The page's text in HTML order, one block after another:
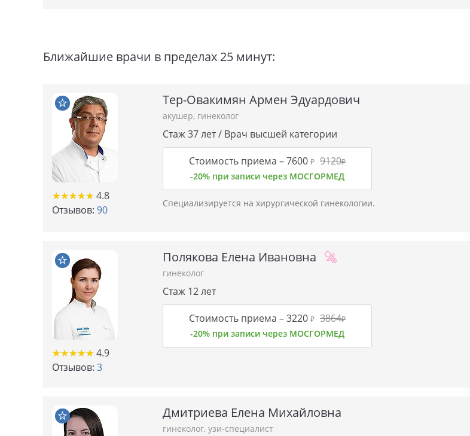
Ближайшие врачи в пределах 25 минут:
★★★★★
★★★★★ 4.8
Отзывов: 90
Тер-Овакимян Армен Эдуардович
акушер, гинеколог
Стаж 37 лет / Врач высшей категории
Стоимость приема –7600 ₽ 9120₽
-20% при записи через МОСГОРМЕД
Специализируется на хирургической гинекологии.
★★★★★
★★★★★ 4.9
Отзывов: 3
Полякова Елена Ивановна
гинеколог
Стаж 12 лет
Стоимость приема –3220 ₽ 3864₽
-20% при записи через МОСГОРМЕД
Дмитриева Елена Михайловна
гинеколог, узи-специалист